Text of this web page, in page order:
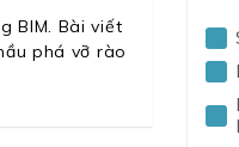
BIM. Bài viết
phá vỡ rào